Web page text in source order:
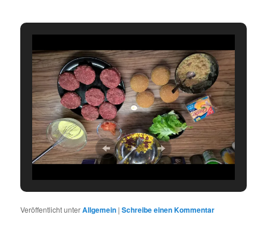
Veröffentlicht unterAllgemein |Schreibe einen Kommentar